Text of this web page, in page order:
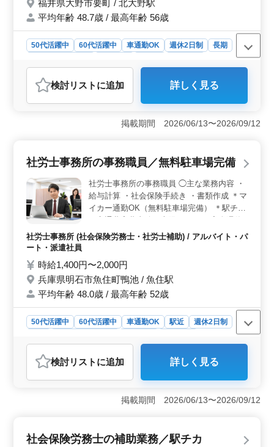
福井県大野市要町 / 北大野駅
平均年齢 48.7歳 / 最高年齢 56歳
50代活躍中 60代活躍中 車通勤OK 週休2日制
長期
おすすめポイント
＜社労士事務所経験を活かせる事務業務＞ 給与計算や
社会保険手続き、雇用契約書作成補助などを担当しま
す。社労士事務所で積み重ねてきた経験を存分に発揮で
無料駐車場完備、賞与あり、交通費支給など待遇面も整
っています。安心して働きやすい環境です。 ＜土日
祝休み・年間休日125日＞ 完全週休2日制（土日祝休
み）で年間休日125日あります。休日数が多く、しっかり
休みを取りながら働けます。仕事とプライベートの時間
を両立しやすい職場です。
検討リスト に追加 詳しく見る
掲載期間 2026/06/13〜2026/09/12
社労士事務所の事務職員／無料駐車場完備
社労士事務所の事務職員 ◯主な業務内容 ・
給与計算 ・社会保険手続き ・書類作成 ＊マ
イカー通勤OK（無料駐車場完備） ＊駅チカ
日制（土日祝休み） ＊賞与あり 長年培って
もお待ちしております
社労士事務所 (社会保険労務士・社労士補助) / アルバイト・パ
ート・派遣社員
時給1,400円〜2,000円
兵庫県明石市魚住町鴨池 / 魚住駅
平均年齢 48.0歳 / 最高年齢 52歳
50代活躍中 60代活躍中 車通勤OK 駅近
週休2日制
社労士事務所
おすすめポイント
＜社労士事務所経験を活かせる事務業務＞ 給与計算や
社会保険手続き、書類作成などを担当します。社労士事
務所で積み重ねてきた経験を存分に発揮できます。
充分に休みを取りながら働けます。 ＜各種保険完
検討リスト に追加 詳しく見る
掲載期間 2026/06/13〜2026/09/12
社会保険労務士の補助業務／駅チカ